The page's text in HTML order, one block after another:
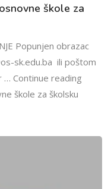
škole za
Popunjen obrazac
sk.edu.ba ili poštom
… Continue reading
škole za školsku